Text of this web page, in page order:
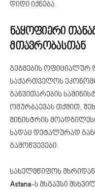
დიდი იქნება.
ნაყოფიერი
მთავრობასთან
გეგმების ოფიციალურ
საქართველოს
განვითარების
ომურბაევას თქმით,
მინისტრის
სადაც დეტალურად
გამოწვევები.
სახელმწიფოს
Astana-ს მსგავსი